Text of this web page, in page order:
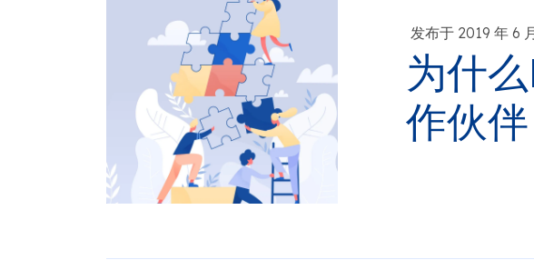
发布于 2019 年 6
为什
作伙伴